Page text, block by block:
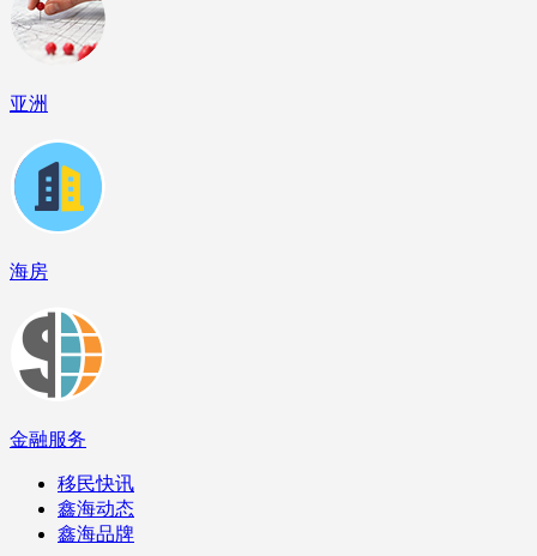
亚洲
海房
金融服务
移民快讯
鑫海动态
鑫海品牌